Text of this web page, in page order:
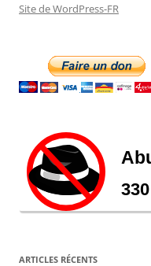
Site de WordPress-FR
ARTICLES RÉCENTS